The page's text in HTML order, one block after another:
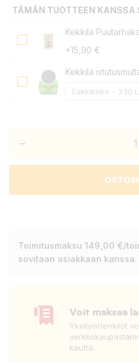
TÄMÄN TUOTTEEN KANSSA
Kekkilä
+15,90 €
Kekkilä
–
Toimitusmaksu 149,00 €/
sovitaan asiakkaan kanssa.
Voit maksaa
Yksityishenkilöt
kautta.